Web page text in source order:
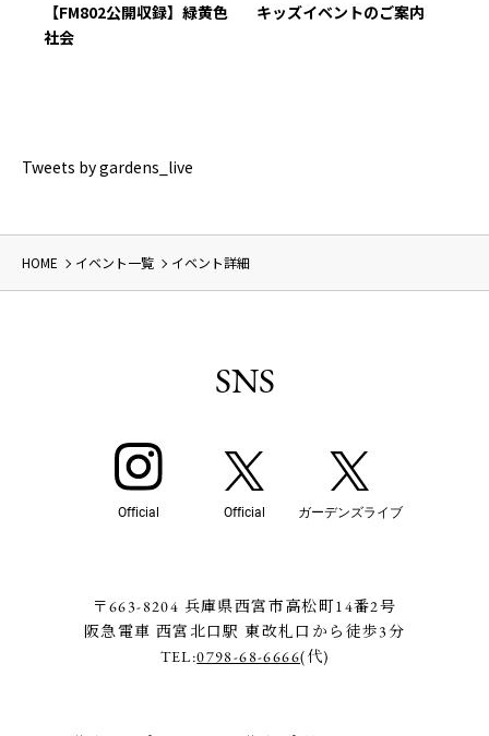
【FM802公開収録】緑黄色
社会
キッズイベントのご案内
Tweets by gardens_live
HOME イベント一覧 イベント詳細
SNS
Official Official ガーデンズライブ
〒663-8204 兵庫県西宮市高松町14番2号
阪急電車 西宮北口駅 東改札口から徒歩3分
TEL:0798-68-6666(代)